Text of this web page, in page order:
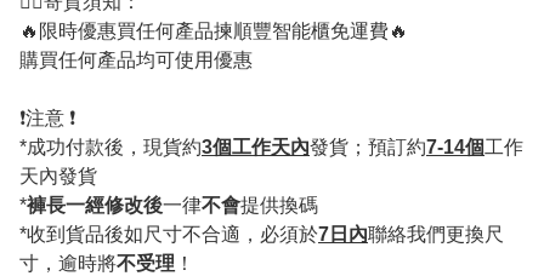
🔥限時優惠買任何產品揀順豐智能櫃免運費🔥
購買任何產品均可使用優惠
❗️注意 ❗️
*成功付款後，現貨約3個工作天內發貨；預訂約7-14個工作
天內發貨
*褲長一經修改後一律不會提供換碼
*收到貨品後如尺寸不合適，必須於7日內聯絡我們更換尺
寸，逾時將不受理 ！